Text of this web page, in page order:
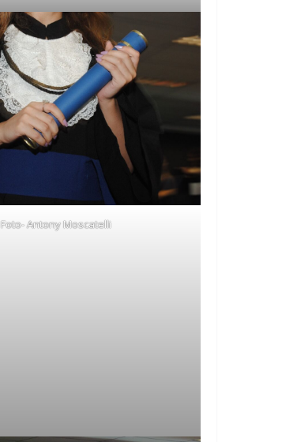
Foto- Antony Moscatelli